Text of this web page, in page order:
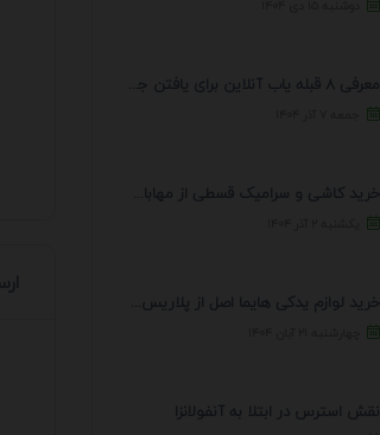
معرفی 8 قبله یاب آنلاین برای یافتن جهت انجام ...
نقش استرس در ابتلا به آنفولانزا